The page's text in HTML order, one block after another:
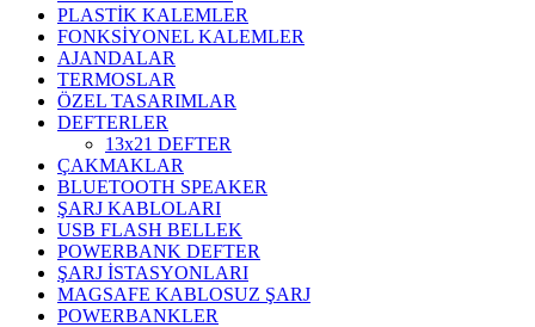
PLASTİK KALEMLER
FONKSİYONEL KALEMLER
AJANDALAR
TERMOSLAR
ÖZEL TASARIMLAR
DEFTERLER
13x21 DEFTER
ÇAKMAKLAR
BLUETOOTH SPEAKER
ŞARJ KABLOLARI
USB FLASH BELLEK
POWERBANK DEFTER
ŞARJ İSTASYONLARI
MAGSAFE KABLOSUZ ŞARJ
POWERBANKLER